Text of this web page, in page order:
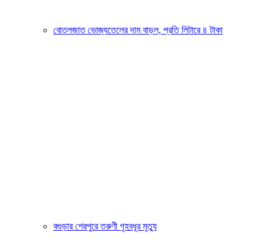
বোতলজাত ভোজ্যতেলের দাম বাড়ল, প্রতি লিটারে ৪ টাকা
বগুড়ার শেরপুরে তরুণী গৃহবধূর মৃত্যু